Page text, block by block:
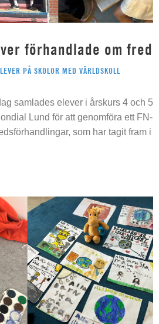
förhandlade om fred
PÅ SKOLOR MED VÄRLDSKOLL
samlades elever i årskurs 4 och 5
Lund för att genomföra ett FN-
som har tagit fram i